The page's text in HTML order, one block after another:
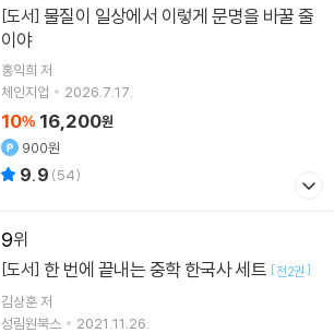
[도서]
이야
홍익희 저
체인지업
2026.7.17.
10% 16,200원
900원
9.9 (54)
9
[도서] 한 번에 끝내는 중학 한국사 세트 [전2권 ]
김상훈저
성림원북스
2021.11.26.